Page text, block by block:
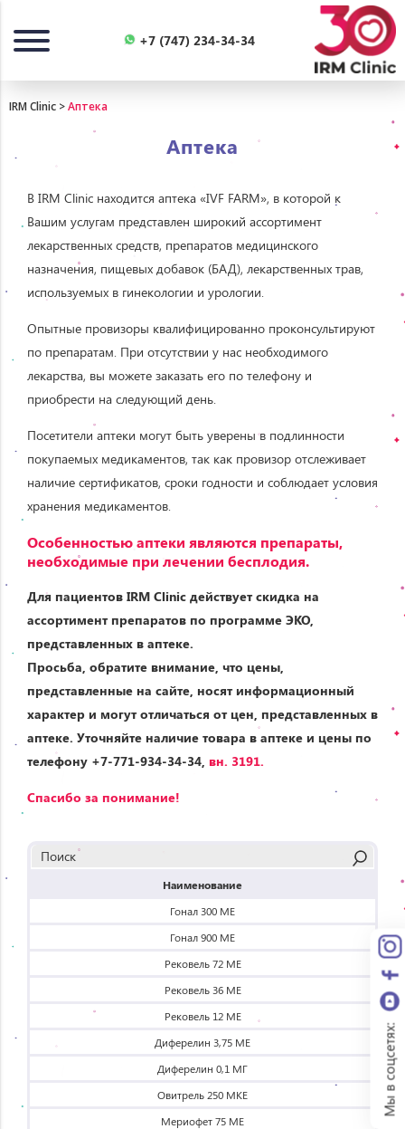
+7 (747) 234-34-34
IRM Clinic >Аптека
Аптека
В IRM Clinic находится аптека «IVF FARM», в которой к
Вашим услугам представлен широкий ассортимент
лекарственных средств, препаратов медицинского
назначения, пищевых добавок (БАД), лекарственных трав,
используемых в гинекологии и урологии.
Опытные провизоры квалифицированно проконсультируют
по препаратам. При отсутствии у нас необходимого
лекарства, вы можете заказать его по телефону и
приобрести на следующий день.
Посетители аптеки могут быть уверены в подлинности
покупаемых медикаментов, так как провизор отслеживает
наличие сертификатов, сроки годности и соблюдает условия
хранения медикаментов.
Особенностью аптеки являются препараты,
необходимые при лечении бесплодия.
Для пациентов IRM Clinic действует скидка на
ассортимент препаратов по программе ЭКО,
представленных в аптеке.
Просьба, обратите внимание, что цены,
представленные на сайте, носят информационный
характер и могут отличаться от цен, представленных в
аптеке. Уточняйте наличие товара в аптеке и цены по
телефону +7-771-934-34-34, вн. 3191.
Спасибо за понимание!
Наименование
Гонал 300 МЕ
Гонал 900 МЕ
Рековель 72 МЕ
Рековель 36 МЕ
Рековель 12 МЕ
Диферелин 3,75 МЕ
Диферелин 0,1 МГ
Овитрель 250 МКЕ
Мериофет 75 МЕ
Мы в соцсетях: